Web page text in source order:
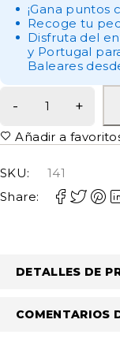
¡Gana puntos
Recoge tu
Disfruta del
y Portugal
Baleares
Añadir a
SKU:
141
Share:
DETALLES DE
COMENTARIOS